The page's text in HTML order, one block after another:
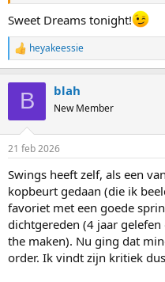
Sweet Dreams tonight!
R
e
s
heyakeessie
B blah
New Member
21 feb 2026
Swings heeft zelf, als een
kopbeurt gedaan (die ik
favoriet met een goede
dichtgereden (4 jaar
the maken). Nu ging dat
order. Ik vindt zijn kritiek